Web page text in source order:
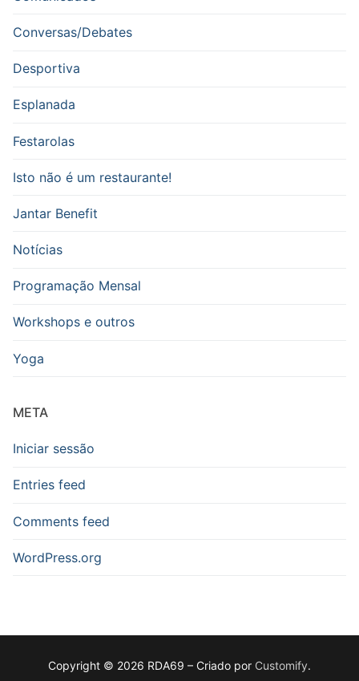
Conversas/Debates
Desportiva
Esplanada
Festarolas
Isto não é um restaurante!
Jantar Benefit
Notícias
Programação Mensal
Workshops e outros
Yoga
META
Iniciar sessão
Entries feed
Comments feed
WordPress.org
Copyright © 2026 RDA69 – Criado por Customify.